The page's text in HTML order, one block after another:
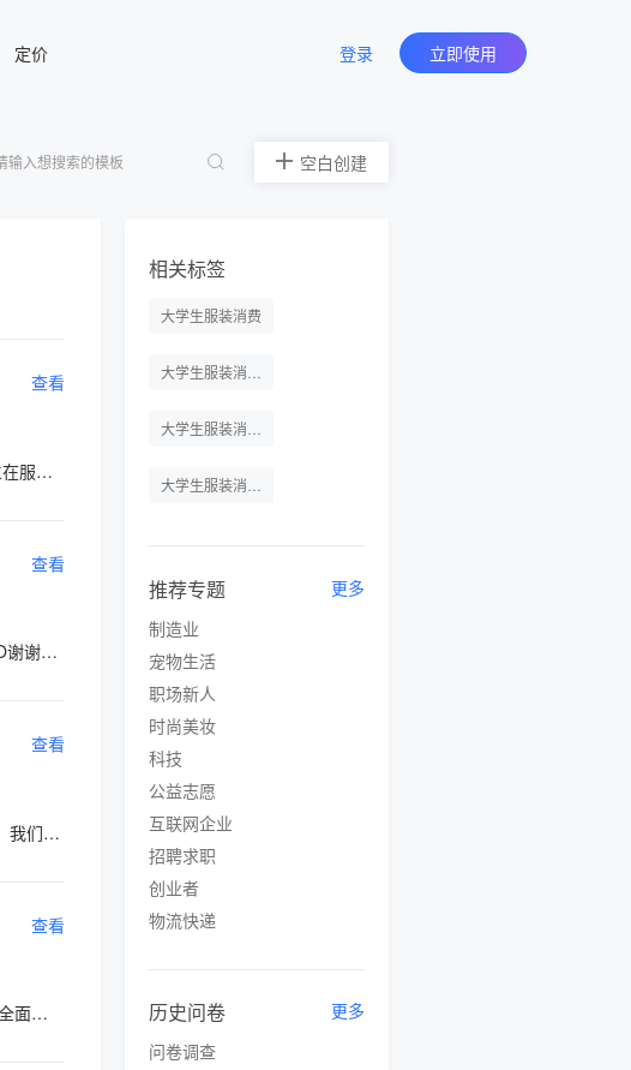
定价 登录 立即使用
空白创建
查看
您好！在校大学生对服装的消费情况，以便于相关研究，我们组织了这次针对在校学生在服装消费方面的调查，希望得到您的支持与协助，谢谢！
查看
欢迎参加本次答题，此问卷是为了了解大学生的服装消费观念以及消费行为，O(∩_∩)O谢谢您的参与。
查看
同学们您好！ 我们是广东职业技术学院的学生，为了上好《消费心理学》这门课程，我们进行了此次的调研活动。此调查问卷我们会给予保密，请放心作答，谢谢！欢迎参加本次答题！！！
查看
你好！感谢您在百忙之中抽出宝贵的时间来观看并协助完成我们的这份问卷。为了全面了解温州大学生对服装购买的选择及态度和对服装品牌和服装消费观念的情况，展开了这次调查，并通过这份调查能更了解温州大学生对服装的需求，谢谢您的合作！
相关标签
大学生服装消费
推荐专题
更多
制造业
宠物生活
职场新人
时尚美妆
科技
公益志愿
互联网企业
招聘求职
创业者
物流快递
历史问卷
更多
问卷调查